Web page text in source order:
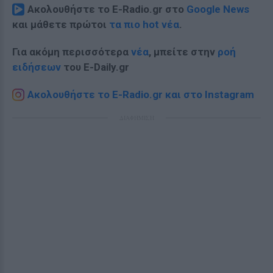
Ακολουθήστε το E-Radio.gr στο Google News
και μάθετε πρώτοι τα πιο hot νέα.
Για ακόμη περισσότερα νέα, μπείτε στην ροή
ειδήσεων του E-Daily.gr
Ακολουθήστε το E-Radio.gr και στο Instagram